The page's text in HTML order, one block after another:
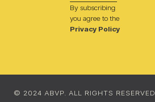
By subscribing
you agree to the
Privacy Policy
© 2024 ABVP. ALL RIGHTS RESERVED.